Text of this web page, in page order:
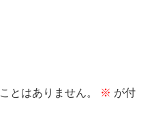
とはありません。 ※ が付